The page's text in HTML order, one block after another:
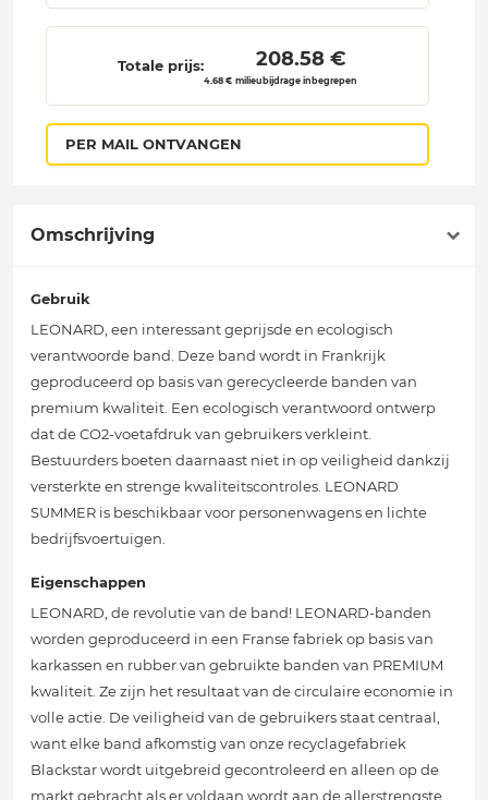
Totale prijs: 208.58 €
4.68 € milieubijdrage inbegrepen
PER MAIL ONTVANGEN
Omschrijving
Gebruik
LEONARD, een interessant geprijsde en ecologisch
verantwoorde band. Deze band wordt in Frankrijk
geproduceerd op basis van gerecycleerde banden van
premium kwaliteit. Een ecologisch verantwoord ontwerp
dat de CO2-voetafdruk van gebruikers verkleint.
Bestuurders boeten daarnaast niet in op veiligheid dankzij
versterkte en strenge kwaliteitscontroles. LEONARD
SUMMER is beschikbaar voor personenwagens en lichte
bedrijfsvoertuigen.
Eigenschappen
LEONARD, de revolutie van de band! LEONARD-banden
worden geproduceerd in een Franse fabriek op basis van
karkassen en rubber van gebruikte banden van PREMIUM
kwaliteit. Ze zijn het resultaat van de circulaire economie in
volle actie. De veiligheid van de gebruikers staat centraal,
want elke band afkomstig van onze recyclagefabriek
Blackstar wordt uitgebreid gecontroleerd en alleen op de
markt gebracht als er voldaan wordt aan de allerstrengste